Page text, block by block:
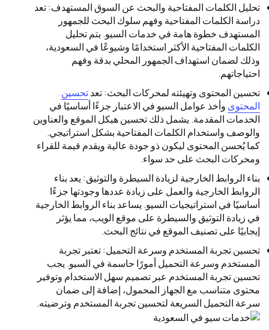
تحليل الكلمات المفتاحية والبحث عن السوق المستهدف: تعد
دراسة الكلمات المفتاحية وفهم سلوك البحث للجمهور
المستهدف خطوة هامة في خدمات السيو. يتم تحليل
الكلمات المفتاحية الأكثر استخدامًا وشيوعًا في السعودية،
وذلك لضمان استهداف الجمهور المحلي بدقة وفهم
احتياجاتهم.
تحسين المحتوى وتهيئته لمحركات البحث: تعدتحسين
المحتوى وأخذ عوامل السيو في الاعتبار جزءًا أساسيًا في
الخدمات المقدمة. يشمل ذلك تحسين هيكل الموقع والعناوين
والوصف واستخدام الكلمات المفتاحية بشكل استراتيجي.
كما يُحسن المحتوى ليكون ذو جودة عالية ويقدم قيمة للقراء
ومحركات البحث على حد سواء.
بناء الروابط الخارجية لزيادة السيطرة والتوثيق: يعد بناء
الروابط الخارجية والعمل على زيادة عددها وجودتها جزءًا
أساسيًا في استراتيجيات السيو. يساعد بناء الروابط الخارجية
في زيادة التوثيق والسيطرة على موقع الويب، مما يؤثر
إيجابيًا على تصنيف الموقع في نتائج البحث.
تحسين تجربة المستخدم وسرعة التحميل: تعتبر تجربة
المستخدم وسرعة التحميل أمورًا حاسمة في السيو. يجب
تحسين تجربة المستخدم عبر تصميم سهل الاستخدام وتوفير
محتوى متناسب مع الجهاز المحمول، إضافة إلى ضمان
سرعة التحميل السريعة لتحسين تجربة المستخدم وترضيته.